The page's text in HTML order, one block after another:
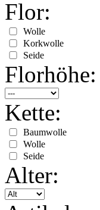
Flor:
Wolle
Korkwolle
Seide
Florhöhe:
Kette:
Baumwolle
Wolle
Seide
Alter: